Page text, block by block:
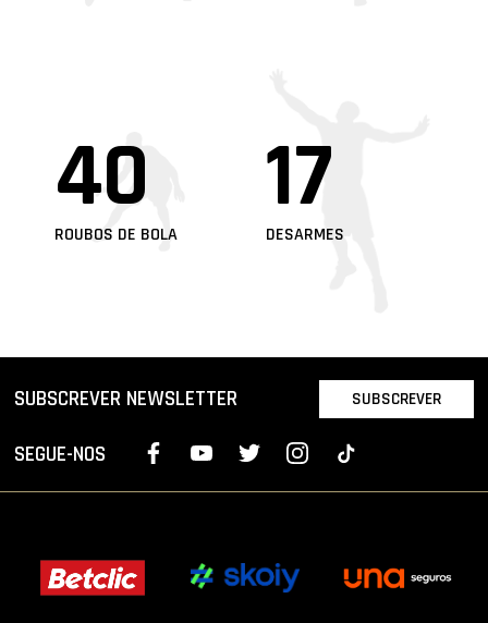
40
ROUBOS DE BOLA
17
DESARMES
SUBSCREVER NEWSLETTER SUBSCREVER
SEGUE-NOS